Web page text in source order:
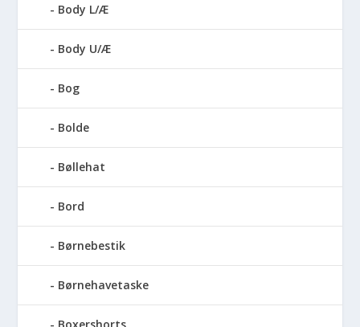
Body L/Æ
Body U/Æ
Bog
Bolde
Bøllehat
Bord
Børnebestik
Børnehavetaske
Boxershorts